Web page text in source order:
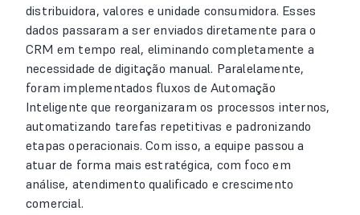
distribuidora, valores e unidade consumidora. Esses
dados passaram a ser enviados diretamente para o
CRM em tempo real, eliminando completamente a
necessidade de digitação manual. Paralelamente,
foram implementados fluxos de Automação
Inteligente que reorganizaram os processos internos,
automatizando tarefas repetitivas e padronizando
etapas operacionais. Com isso, a equipe passou a
atuar de forma mais estratégica, com foco em
análise, atendimento qualificado e crescimento
comercial.